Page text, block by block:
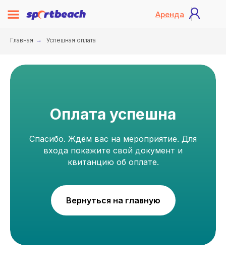
Аренда
Главная → Успешная оплата
Оплата успешна
Спасибо. Ждём вас на мероприятие. Для
входа покажите свой документ и
квитанцию об оплате.
Вернуться на главную
М.О., г.Видное, ул. Олимпийская 2В
КОНТАКТЫ